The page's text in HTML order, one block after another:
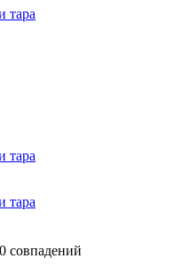
тара
тара
тара
0 совпадений